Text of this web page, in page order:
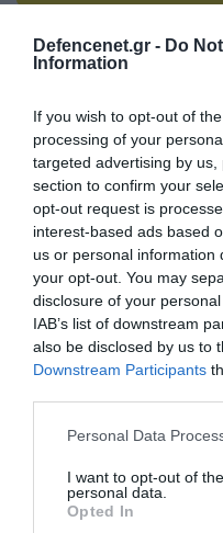
Defencenet.gr - Do
Information
If you wish to opt-out of
processing of your
targeted advertising by
section to confirm your
opt-out request is
interest-based ads based
us or personal information
your opt-out. You may
disclosure of your
IAB’s list of downstream
also be disclosed by us to
Downstream Participants
Please note that this
not limited to your visit or
grant or deny consent to
use your data for below
Personal Data
I want to opt-out of
personal data.
Opted In
ΠΟΛΙΤΙΚΗ
06.08.2026 | 14:02
«Επιχείρηση
Αθήνα:
αντικείμενα από